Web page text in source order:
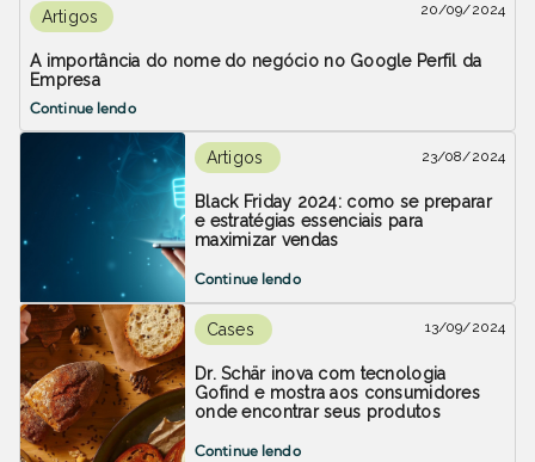
Artigos 20/09/2024
A importância do nome do negócio no Google Perfil da
Empresa
Continue lendo
Artigos 23/08/2024
Black Friday 2024: como se preparar
e estratégias essenciais para
maximizar vendas
Continue lendo
Cases 13/09/2024
Dr. Schär inova com tecnologia
Gofind e mostra aos consumidores
onde encontrar seus produtos
Continue lendo